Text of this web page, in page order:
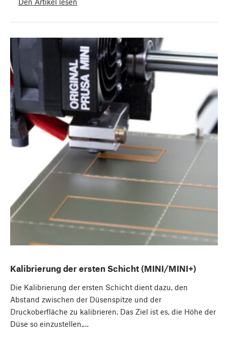
Kalibrierung der ersten Schicht (MINI/MINI+)
Die Kalibrierung der ersten Schicht dient dazu, den
Abstand zwischen der Düsenspitze und der
Druckoberfläche zu kalibrieren. Das Ziel ist es, die Höhe der
Düse so einzustellen,…